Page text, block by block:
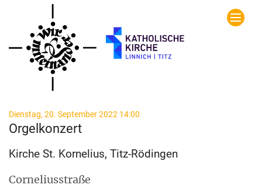
Zum Inhalt springen
Dienstag, 20. September 2022 14:00
Orgelkonzert
Kirche St. Kornelius, Titz-Rödingen
Corneliusstraße